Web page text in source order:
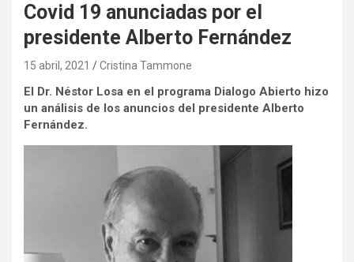
Covid 19 anunciadas por el
presidente Alberto Fernández
15 abril, 2021 Cristina Tammone
El Dr. Néstor Losa en el programa Dialogo Abierto hizo
un análisis de los anuncios del presidente Alberto
Fernández.